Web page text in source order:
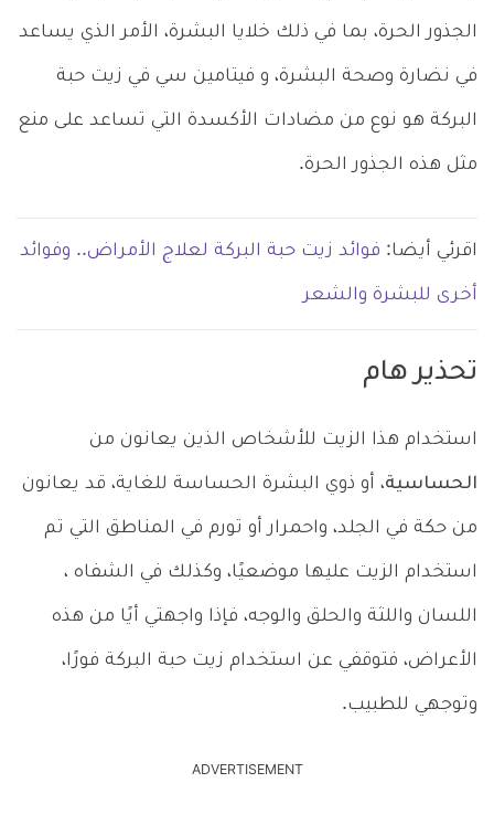
الجذور الحرة، بما في ذلك خلايا البشرة، الأمر الذي يساعد
في نضارة وصحة البشرة، و فيتامين سي في زيت حبة
البركة هو نوع من مضادات الأكسدة التي تساعد على منع
مثل هذه الجذور الحرة.
اقرئي أيضا: فوائد زيت حبة البركة لعلاج الأمراض.. وفوائد
أخرى للبشرة والشعر
تحذير هام
استخدام هذا الزيت للأشخاص الذين يعانون من
الحساسية، أو ذوي البشرة الحساسة للغاية، قد يعانون
من حكة في الجلد، واحمرار أو تورم في المناطق التي تم
استخدام الزيت عليها موضعيًا، وكذلك في الشفاه ،
اللسان واللثة والحلق والوجه، فإذا واجهتي أيًا من هذه
الأعراض، فتوقفي عن استخدام زيت حبة البركة فورًا،
وتوجهي للطبيب.
ADVERTISEMENT